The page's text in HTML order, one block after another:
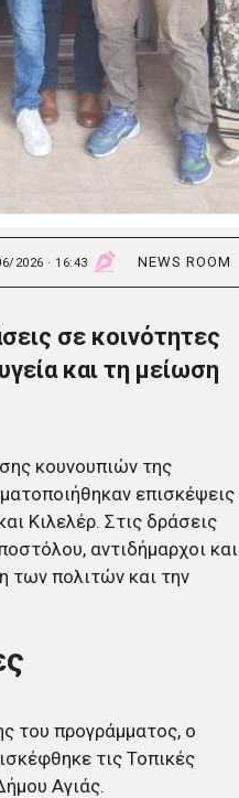
2026 · 16:43 NEWS ROOM
σε κοινότητες
και τη μείωση
κουνουπιών της
επισκέψεις
Κιλελέρ. Στις δράσεις
αντιδήμαρχοι και
των πολιτών και την
του προγράμματος, ο
τις Τοπικές
Αγιάς.